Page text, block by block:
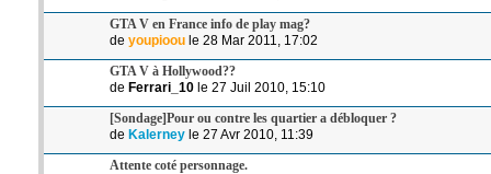
GTA V en France info de play mag?
de youpiooule 28 Mar 2011, 17:02
GTA V à Hollywood??
de Ferrari_10le 27 Juil 2010, 15:10
[Sondage]Pour ou contre les quartier a débloquer ?
de Kalerneyle 27 Avr 2010, 11:39
Attente coté personnage.